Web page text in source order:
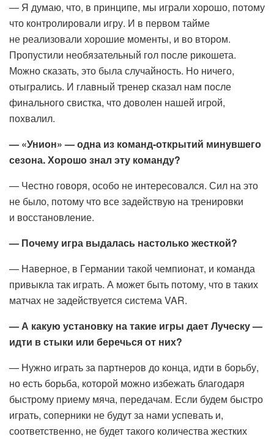
— Я думаю, что, в принципе, мы играли хорошо, потому
что контролировали игру. И в первом тайме
не реализовали хорошие моменты, и во втором.
Пропустили необязательный гол после рикошета.
Можно сказать, это была случайность. Но ничего,
отыгрались. И главный тренер сказал нам после
финального свистка, что доволен нашей игрой,
похвалил.
— «Унион» — одна из команд-открытий минувшего
сезона. Хорошо знал эту команду?
— Честно говоря, особо не интересовался. Сил на это
не было, потому что все задействую на тренировки
и восстановление.
— Почему игра выдалась настолько жесткой?
— Наверное, в Германии такой чемпионат, и команда
привыкла так играть. А может быть потому, что в таких
матчах не задействуется система VAR.
— А какую установку на такие игры дает Луческу —
идти в стыки или беречься от них?
— Нужно играть за партнеров до конца, идти в борьбу,
но есть борьба, которой можно избежать благодаря
быстрому приему мяча, передачам. Если будем быстро
играть, соперники не будут за нами успевать и,
соответственно, не будет такого количества жестких